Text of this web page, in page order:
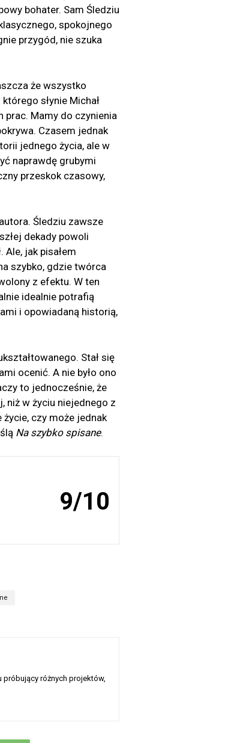
bohater. Sam Śledziu
spokojnego
przygód, nie szuka
że wszystko
słynie Michał
Mamy do czynienia
Czasem jednak
jednego życia, ale w
naprawdę grubymi
przeskok czasowy,
Śledziu zawsze
dekady powoli
jak pisałem
szybko, gdzie twórca
z efektu. W ten
idealnie potrafią
i opowiadaną historią,
Stał się
ocenić. A nie było ono
to jednocześnie, że
niż w życiu niejednego z
czy może jednak
Na szybko spisane.
9/10
próbujący różnych projektów,